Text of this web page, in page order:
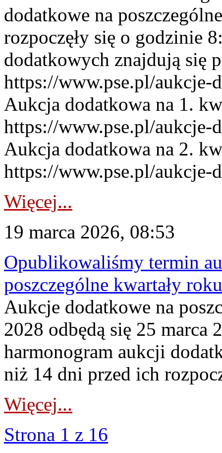
dodatkowe na
rozpoczęły się o godzinie
dodatkowych znajdują się
https://www.pse.pl/
Aukcja dodatkowa na 1.
https://www.pse.pl/
Aukcja dodatkowa na 2.
https://www.pse.pl/aukcje-
Więcej...
19 marca 2026, 08:53
Opublikowaliśmy termin
poszczególne kwartały
Aukcje dodatkowe na
2028 odbędą się 25 marca
harmonogram aukcji
niż 14 dni przed ich
Więcej...
Strona 1 z 16